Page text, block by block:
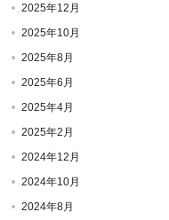
2025年12月
2025年10月
2025年8月
2025年6月
2025年4月
2025年2月
2024年12月
2024年10月
2024年8月